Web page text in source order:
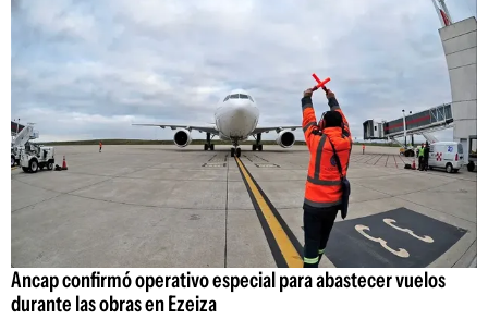
Ancap confirmó operativo especial para abastecer vuelos
durante las obras en Ezeiza